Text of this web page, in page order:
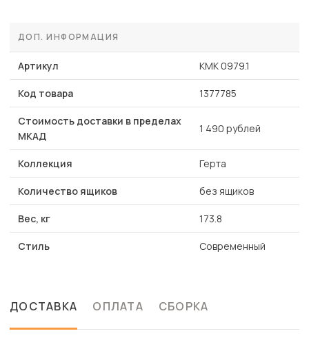
ДОП. ИНФОРМАЦИЯ
Артикул КМК 0979.1
Код товара 1377785
Стоимость доставки в пределах
МКАД
1 490 рублей
Коллекция Герта
Количество ящиков без ящиков
Вес, кг 173.8
Стиль Современный
ДОСТАВКА ОПЛАТА СБОРКА